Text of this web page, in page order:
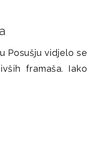
Posušju vidjelo se
framaša. Iako